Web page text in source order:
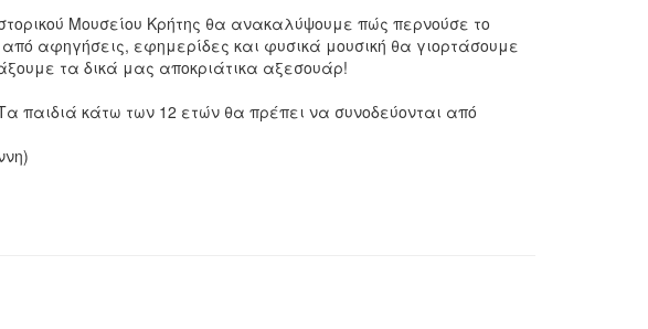
Μουσείου Κρήτης θα ανακαλύψουμε πώς περνούσε το
αφηγήσεις, εφημερίδες και φυσικά μουσική θα γιορτάσουμε
τα δικά μας αποκριάτικα αξεσουάρ!
παιδιά κάτω των 12 ετών θα πρέπει να συνοδεύονται από